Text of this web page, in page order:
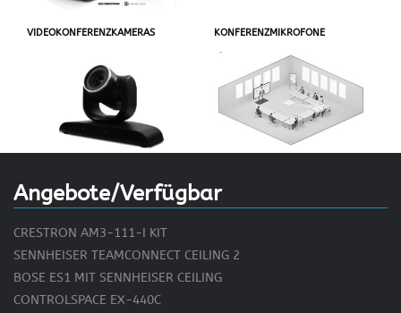
VIDEOKONFERENZKAMERAS KONFERENZMIKROFONE
Angebote/Verfügbar
CRESTRON AM3-111-I KIT
SENNHEISER TEAMCONNECT CEILING 2
BOSE ES1 MIT SENNHEISER CEILING
CONTROLSPACE EX-440C